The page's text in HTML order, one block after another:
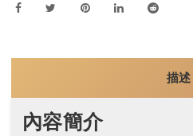
描述
內容簡介